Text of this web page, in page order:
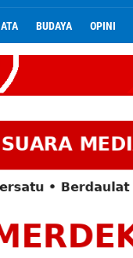
BUDAYA OPINI